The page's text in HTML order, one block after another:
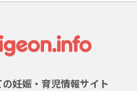
の妊娠・育児情報サイト